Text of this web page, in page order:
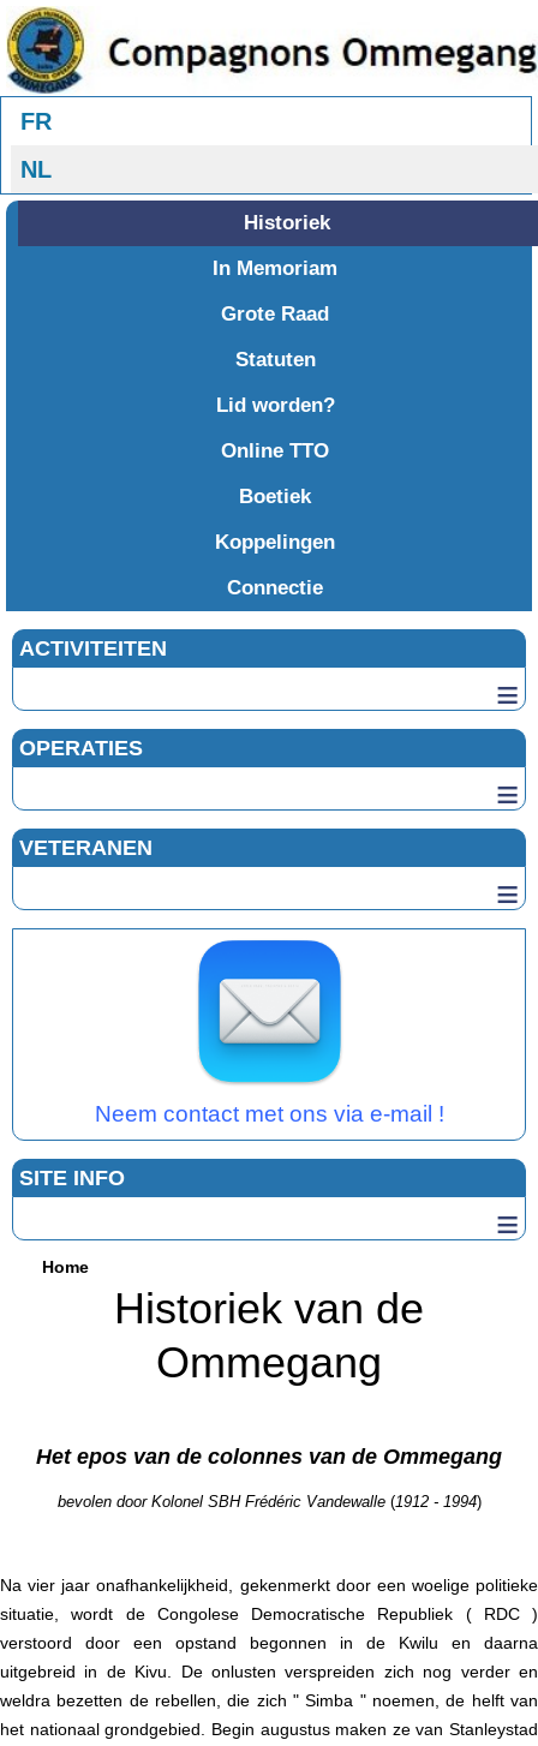
Selecteer uw taal
FR
NL
Historiek
In Memoriam
Grote Raad
Statuten
Lid worden?
Online TTO
Boetiek
Koppelingen
Connectie
ACTIVITEITEN
≡
OPERATIES
≡
VETERANEN
≡
Neem contact met ons via e-mail !
SITE INFO
≡
Home
Historiek van de
Ommegang
Het epos van de colonnes van de Ommegang
bevolen door Kolonel SBH Frédéric Vandewalle(1912 - 1994)
Na vier jaar onafhankelijkheid, gekenmerkt door een woelige politieke
situatie, wordt de Congolese Democratische Republiek ( RDC )
verstoord door een opstand begonnen in de Kwilu en daarna
uitgebreid in de Kivu. De onlusten verspreiden zich nog verder en
weldra bezetten de rebellen, die zich " Simba " noemen, de helft van
het nationaal grondgebied. Begin augustus maken ze van Stanleystad